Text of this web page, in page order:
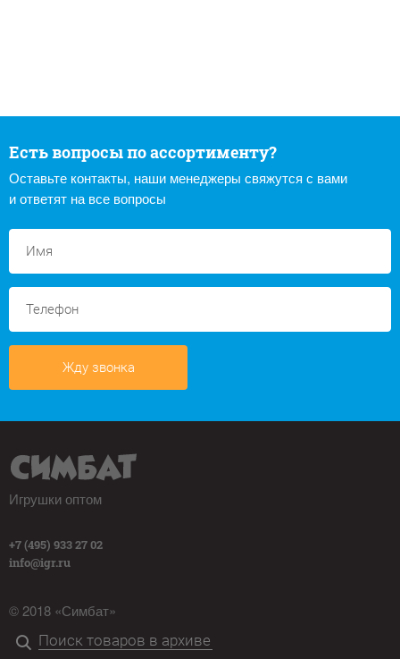
Есть вопросы по ассортименту?
Оставьте контакты, наши менеджеры свяжутся с вами
и ответят на все вопросы
Жду звонка
Игрушки оптом
+7 (495) 933 27 02
info@igr.ru
© 2018 «Симбат»